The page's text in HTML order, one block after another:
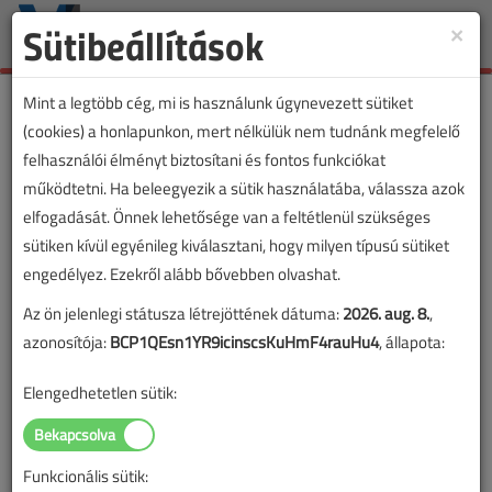
Toggle
×
Sütibeállítások
Mint a legtöbb cég, mi is használunk úgynevezett sütiket
(cookies) a honlapunkon, mert nélkülük nem tudnánk megfelelő
felhasználói élményt biztosítani és fontos funkciókat
működtetni. Ha beleegyezik a sütik használatába, válassza azok
elfogadását. Önnek lehetősége van a feltétlenül szükséges
sütiken kívül egyénileg kiválasztani, hogy milyen típusú sütiket
engedélyez. Ezekről alább bővebben olvashat.
Az ön jelenlegi státusza létrejöttének dátuma:2026. aug. 8.,
azonosítója:BCP1QEsn1YR9icinscsKuHmF4rauHu4, állapota:
Elengedhetetlen sütik:
Funkcionális sütik: